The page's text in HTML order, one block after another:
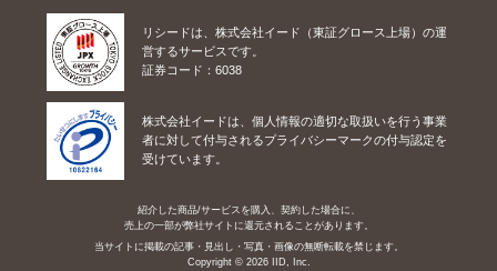
リシードは、株式会社イード（東証グロース上場）の運
営するサービスです。
証券コード：6038
株式会社イードは、個人情報の適切な取扱いを行う事業
者に対して付与されるプライバシーマークの付与認定を
受けています。
紹介した商品/サービスを購入、契約した場合に、
売上の一部が弊社サイトに還元されることがあります。
当サイトに掲載の記事・見出し・写真・画像の無断転載を禁じます。
Copyright © 2026 IID, Inc.